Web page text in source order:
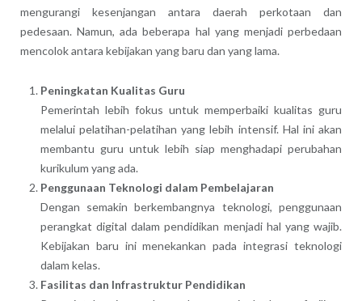
mengurangi kesenjangan antara daerah perkotaan dan
pedesaan. Namun, ada beberapa hal yang menjadi perbedaan
mencolok antara kebijakan yang baru dan yang lama.
Peningkatan Kualitas Guru
Pemerintah lebih fokus untuk memperbaiki kualitas guru
melalui pelatihan-pelatihan yang lebih intensif. Hal ini akan
membantu guru untuk lebih siap menghadapi perubahan
kurikulum yang ada.
Penggunaan Teknologi dalam Pembelajaran
Dengan semakin berkembangnya teknologi, penggunaan
perangkat digital dalam pendidikan menjadi hal yang wajib.
Kebijakan baru ini menekankan pada integrasi teknologi
dalam kelas.
Fasilitas dan Infrastruktur Pendidikan